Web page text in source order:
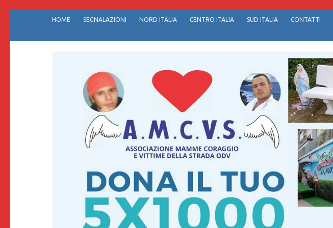
contenuto
HOME SEGNALAZIONI NORD ITALIA CENTRO ITALIA SUD ITALIA CONTATTI